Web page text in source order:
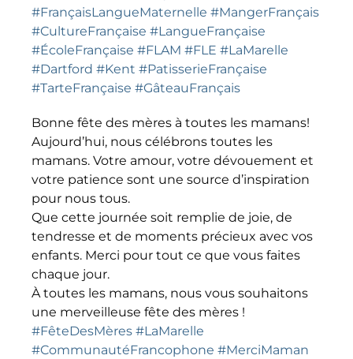
#FrançaisLangueMaternelle #MangerFrançais
#CultureFrançaise #LangueFrançaise
#ÉcoleFrançaise #FLAM #FLE #LaMarelle
#Dartford #Kent #PatisserieFrançaise
#TarteFrançaise #GâteauFrançais
Bonne fête des mères à toutes les mamans!
Aujourd’hui, nous célébrons toutes les
mamans. Votre amour, votre dévouement et
votre patience sont une source d’inspiration
pour nous tous.
Que cette journée soit remplie de joie, de
tendresse et de moments précieux avec vos
enfants. Merci pour tout ce que vous faites
chaque jour.
À toutes les mamans, nous vous souhaitons
une merveilleuse fête des mères !
#FêteDesMères #LaMarelle
#CommunautéFrancophone #MerciMaman